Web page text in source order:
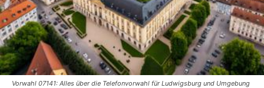
Vorwahl 07141: Alles über die Telefonvorwahl für Ludwigsburg und Umgebung